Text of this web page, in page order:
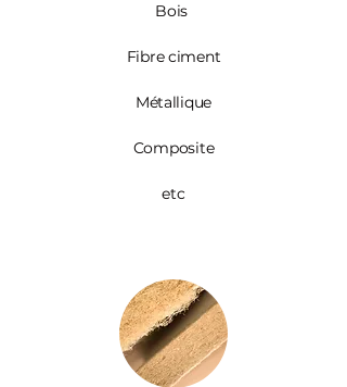
Bois ​
Fibre ciment
Métallique
Composite
etc